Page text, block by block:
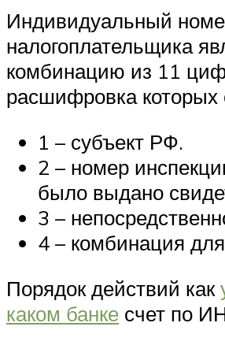
Индивидуальный
налогоплательщика
комбинацию из 11
расшифровка
1 – субъект РФ.
2 – номер
было выдано
3 –
4 – комбинация
Порядок действий как
каком банке счет по